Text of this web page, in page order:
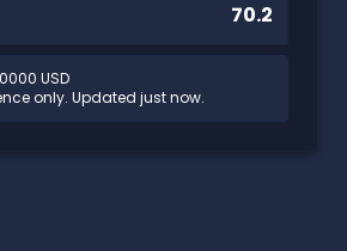
USD
only. Updated just now.